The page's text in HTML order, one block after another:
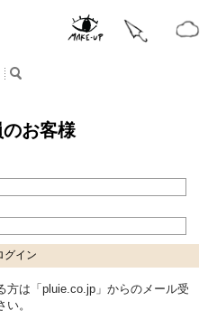
お客様
は「pluie.co.jp」からのメール受
。